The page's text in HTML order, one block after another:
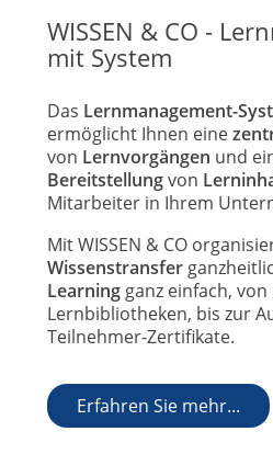
WISSEN & CO -
mit System
Das Lernmanagement-
ermöglicht Ihnen eine
von Lernvorgängen und
Bereitstellungvon
Mitarbeiter in Ihrem
Mit WISSEN & CO
Wissenstransfer
Learningganz einfach,
Lernbibliotheken, bis zur
Teilnehmer-Zertifikate.
Erfahren Sie mehr...